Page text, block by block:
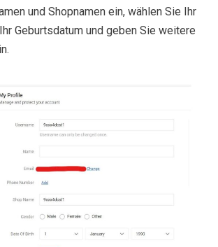
und Shopnamen ein, wählen Sie Ihr
Geburtsdatum und geben Sie weitere